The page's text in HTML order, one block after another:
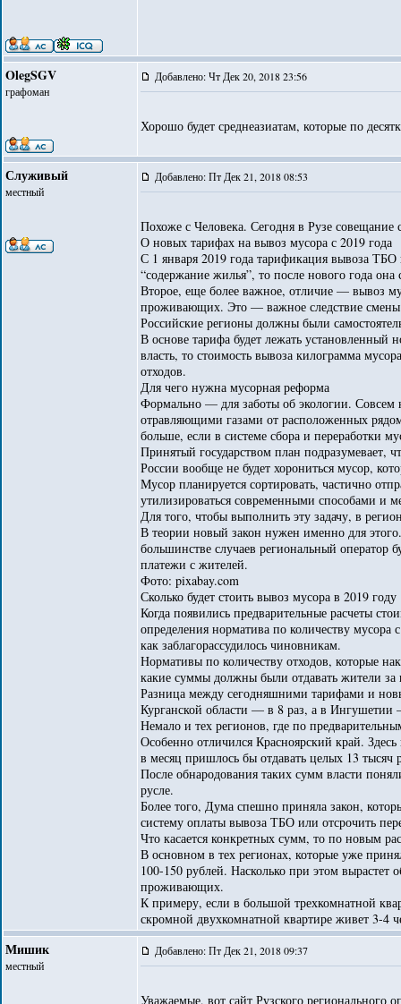
OlegSGV
графоман
Добавлено: Чт Дек 20, 2018 23:56
Хорошо будет среднеазиатам, которые по
Служивый
местный
Добавлено: Пт Дек 21, 2018 08:53
Похоже с Человека. Сегодня в Рузе
О новых тарифах на вывоз мусора с 2019 года
С 1 января 2019 года тарификация вывоза
“содержание жилья”, то после нового года
Второе, еще более важное, отличие — вывоз
проживающих. Это — важное следствие
Российские регионы должны были
В основе тарифа будет лежать установленный
власть, то стоимость вывоза килограмма
отходов.
Для чего нужна мусорная реформа
Формально — для заботы об экологии. Совсем
отравляющими газами от расположенных рядом
больше, если в системе сбора и переработки
Принятый государством план подразумевает,
России вообще не будет хорониться мусор,
Мусор планируется сортировать, частично
утилизироваться современными способами и
Для того, чтобы выполнить эту задачу, в
В теории новый закон нужен именно для
большинстве случаев региональный оператор
платежи с жителей.
Фото: pixabay.com
Сколько будет стоить вывоз мусора в 2019 году
Когда появились предварительные расчеты
определения норматива по количеству
как заблагорассудилось чиновникам.
Нормативы по количеству отходов, которые
какие суммы должны были отдавать жители
Разница между сегодняшними тарифами и
Курганской области — в 8 раз, а в Ингушетии
Немало и тех регионов, где по
Особенно отличился Красноярский край.
в месяц пришлось бы отдавать целых 13
После обнародования таких сумм власти
русле.
Более того, Дума спешно приняла закон,
систему оплаты вывоза ТБО или отсрочить
Что касается конкретных сумм, то по новым
В основном в тех регионах, которые уже
100-150 рублей. Насколько при этом
проживающих.
К примеру, если в большой трехкомнатной
скромной двухкомнатной квартире живет 3-4
Мишик
местный
Добавлено: Пт Дек 21, 2018 09:37
Уважаемые, вот сайт Рузского регионального